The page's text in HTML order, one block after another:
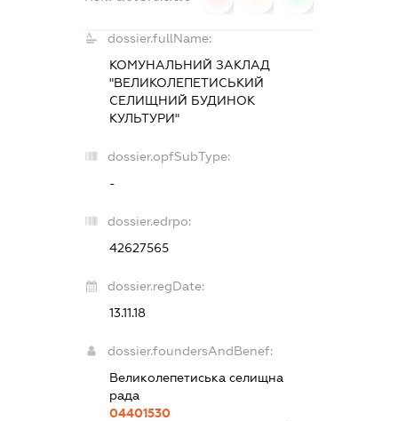
dossier.fullName:
КОМУНАЛЬНИЙ ЗАКЛАД
"ВЕЛИКОЛЕПЕТИСЬКИЙ
СЕЛИЩНИЙ БУДИНОК
КУЛЬТУРИ"
dossier.opfSubType:
-
dossier.edrpo:
42627565
dossier.regDate:
13.11.18
dossier.foundersAndBenef:
Великолепетиська селищна
рада
04401530